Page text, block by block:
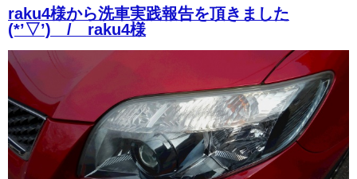
raku4様から洗車実践報告を頂きました
(*’▽’) / raku4様